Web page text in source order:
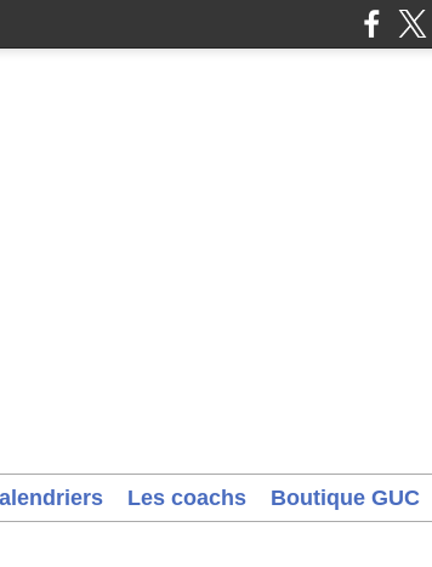
Les coachs Boutique GUC